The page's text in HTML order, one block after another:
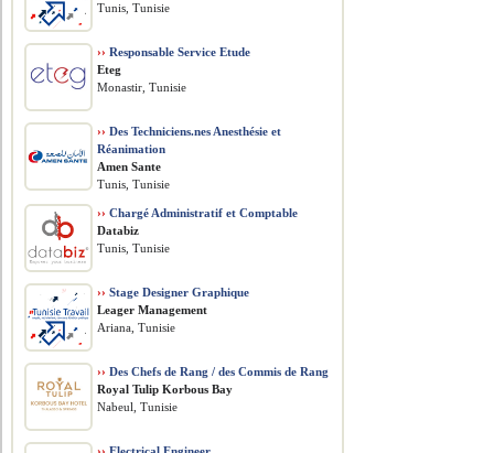
Tunis, Tunisie
›› Responsable Service Etude
Eteg
Monastir, Tunisie
›› Des Techniciens.nes Anesthésie et
Réanimation
Amen Sante
Tunis, Tunisie
›› Chargé Administratif et Comptable
Databiz
Tunis, Tunisie
›› Stage Designer Graphique
Leager Management
Ariana, Tunisie
›› Des Chefs de Rang / des Commis de Rang
Royal Tulip Korbous Bay
Nabeul, Tunisie